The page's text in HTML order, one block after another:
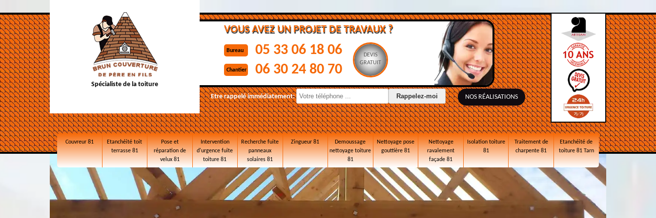
Spécialiste de la toiture
VOUS AVEZ UN PROJET DE TRAVAUX ?
Bureau 05 33 06 18 06
Chantier 06 30 24 80 70
DEVIS
GRATUIT
Etre rappelé immédiatement: NOS RÉALISATIONS
Couvreur 81
Etanchéité toit
terrasse 81
Pose et
réparation de
velux 81
Intervention
d'urgence fuite
toiture 81
Recherche fuite
panneaux
solaires 81
Zingueur 81
Demoussage
nettoyage toiture
81
Nettoyage pose
gouttière 81
Nettoyage
ravalement
façade 81
Isolation toiture
81
Traitement de
charpente 81
Etanchéité de
toiture 81 Tarn